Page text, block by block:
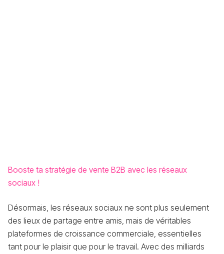
Booste ta stratégie de vente B2B avec les réseaux
sociaux !
Désormais, les réseaux sociaux ne sont plus seulement
des lieux de partage entre amis, mais de véritables
plateformes de croissance commerciale, essentielles
tant pour le plaisir que pour le travail. Avec des milliards